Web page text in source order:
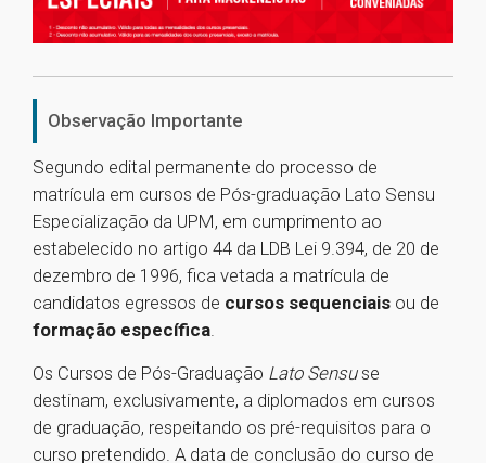
Observação Importante
Segundo edital permanente do processo de
matrícula em cursos de Pós-graduação Lato Sensu
Especialização da UPM, em cumprimento ao
estabelecido no artigo 44 da LDB Lei 9.394, de 20 de
dezembro de 1996, fica vetada a matrícula de
candidatos egressos de cursos sequenciais ou de
formação específica.
Os Cursos de Pós-Graduação Lato Sensuse
destinam, exclusivamente, a diplomados em cursos
de graduação, respeitando os pré-requisitos para o
curso pretendido. A data de conclusão do curso de